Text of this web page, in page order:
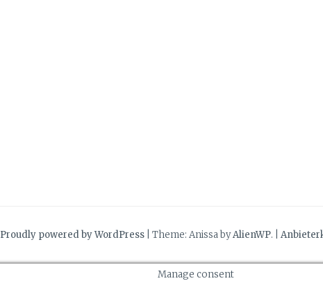
Proudly powered by WordPress Theme: Anissa byAlienWP. |
Manage consent